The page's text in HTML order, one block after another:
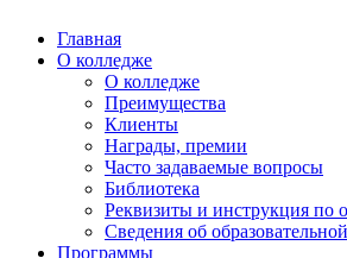
Главная
О колледже
О колледже
Преимущества
Клиенты
Награды, премии
Часто задаваемые вопросы
Библиотека
Реквизиты и инструкция по
Сведения об
Программы